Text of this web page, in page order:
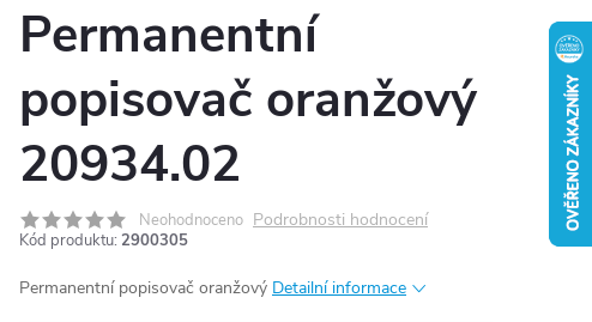
Permanentní
popisovač oranžový
20934.02
Neohodnoceno Podrobnosti hodnocení
Kód produktu: 2900305
Permanentní popisovač oranžový Detailní informace